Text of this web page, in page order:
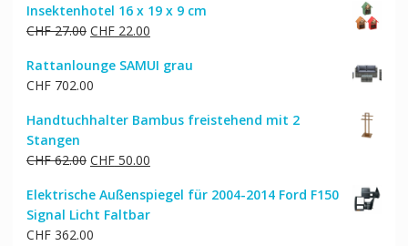
Insektenhotel 16 x 19 x 9 cm
CHF27.00 Ursprünglicher
war:
CHF 27.00
CHF22.00Aktueller
ist:
Rattanlounge SAMUI grau
CHF702.00
Handtuchhalter Bambus freistehend mit 2
Stangen
CHF62.00 Ursprünglicher
war:
CHF 62.00
CHF50.00Aktueller
ist:
CHF 50.00.
Elektrische Außenspiegel für 2004-2014 Ford F150
Signal Licht Faltbar
CHF362.00